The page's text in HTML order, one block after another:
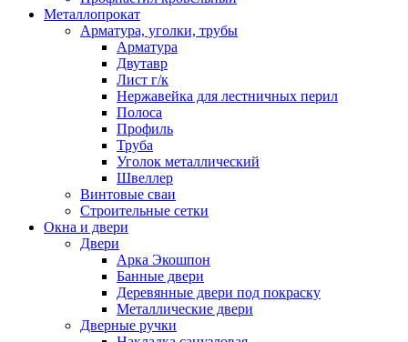
Металлопрокат
Арматура, уголки, трубы
Арматура
Двутавр
Лист г/к
Нержавейка для лестничных перил
Полоса
Профиль
Труба
Уголок металлический
Швеллер
Винтовые сваи
Строительные сетки
Окна и двери
Двери
Арка Экошпон
Банные двери
Деревянные двери под покраску
Металлические двери
Дверные ручки